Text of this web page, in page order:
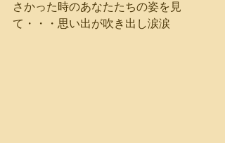
さかった時のあなたたちの姿を見
て・・・思い出が吹き出し涙涙